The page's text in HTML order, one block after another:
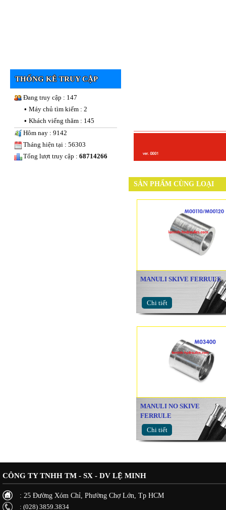
THỐNG KÊ TRUY CẬP
Đang truy cập : 147
• Máy chủ tìm kiếm : 2
• Khách viếng thăm : 145
Hôm nay : 9142
Tháng hiện tại : 56303
Tổng lượt truy cập : 68714266
SẢN PHẨM CÙNG LOẠI
MANULI SKIVE FERRULE
Chi tiết
MANULI NO SKIVE
FERRULE
Chi tiết
CÔNG TY TNHH TM - SX - DV LỆ MINH
: 25 Đường Xóm Chỉ, Phường Chợ Lớn, Tp HCM
: (028) 3859.3834